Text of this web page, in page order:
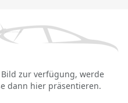
zur verfügung, werde
dann hier präsentieren.